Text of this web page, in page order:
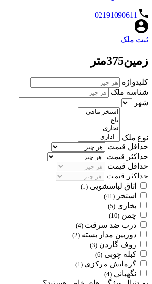
02191090611
ثبت ملک
زمین375متر
کلیدواژه
شناسه ملک
شهر
نوع ملک
حداقل قیمت
حداکثر قیمت
حداقل قیمت
حداکثر قیمت
اتاق لباسشویی (1)
استخر (41)
بخاری (5)
چمن (10)
درب ضد سرقت (4)
دوربین مدار بسته (2)
روف گاردن (3)
کبله چوبی (6)
گرمایش مرکزی (1)
نگهبانی (4)